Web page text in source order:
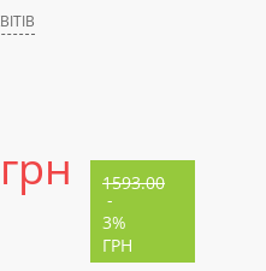
грн 1593.00
-
3%
ГРН